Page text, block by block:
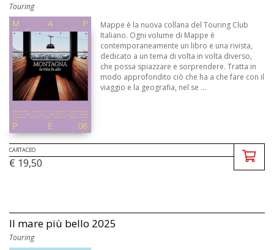
Touring
Mappe è la nuova collana del Touring Club
Italiano. Ogni volume di Mappe è
contemporaneamente un libro e una rivista,
dedicato a un tema di volta in volta diverso,
che possa spiazzare e sorprendere. Tratta in
modo approfondito ciò che ha a che fare con il
viaggio e la geografia, nel se ...
CARTACEO
€ 19,50
Il mare più bello 2025
Touring